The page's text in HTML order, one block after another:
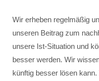
Wir erheben regelmäßig
unseren Beitrag zum
unsere Ist-Situation und
besser werden. Wir
künftig besser lösen